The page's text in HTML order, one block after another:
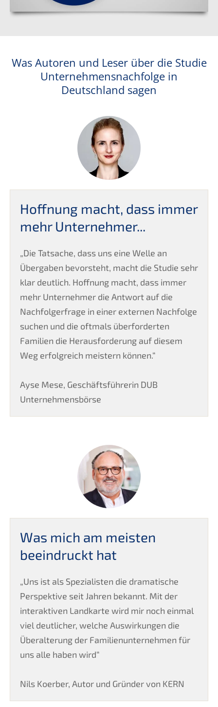
Was Autoren und Leser über die Studie
Unternehmensnachfolge in
Deutschland sagen
Hoffnung macht, dass immer
mehr Unternehmer...
„Die Tatsache, dass uns eine Welle an
Übergaben bevorsteht, macht die Studie sehr
klar deutlich. Hoffnung macht, dass immer
mehr Unternehmer die Antwort auf die
Nachfolgerfrage in einer externen Nachfolge
suchen und die oftmals überforderten
Familien die Herausforderung auf diesem
Weg erfolgreich meistern können.“
Ayse Mese, Geschäftsführerin DUB
Unternehmensbörse
Was mich am meisten
beeindruckt hat
„Uns ist als Spezialisten die dramatische
Perspektive seit Jahren bekannt. Mit der
interaktiven Landkarte wird mir noch einmal
viel deutlicher, welche Auswirkungen die
Überalterung der Familienunternehmen für
uns alle haben wird“
Nils Koerber, Autor und Gründer von KERN